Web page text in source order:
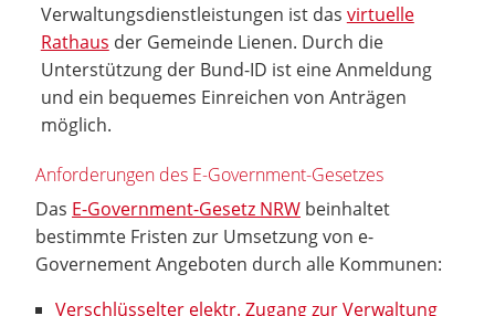
Verwaltungsdienstleistungen ist das virtuelle
Rathaus der Gemeinde Lienen. Durch die
Unterstützung der Bund-ID ist eine Anmeldung
und ein bequemes Einreichen von Anträgen
möglich.
Anforderungen des E-Government-Gesetzes
Das E-Government-Gesetz NRW beinhaltet
bestimmte Fristen zur Umsetzung von e-
Governement Angeboten durch alle Kommunen:
Verschlüsselter elektr. Zugang zur Verwaltung